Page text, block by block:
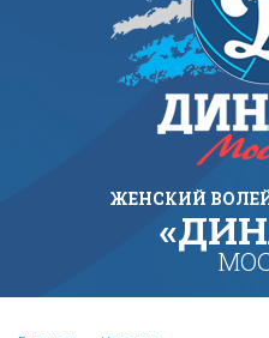
ЖЕНСКИЙ